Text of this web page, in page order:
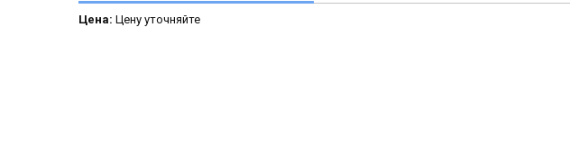
Цена: Цену уточняйте